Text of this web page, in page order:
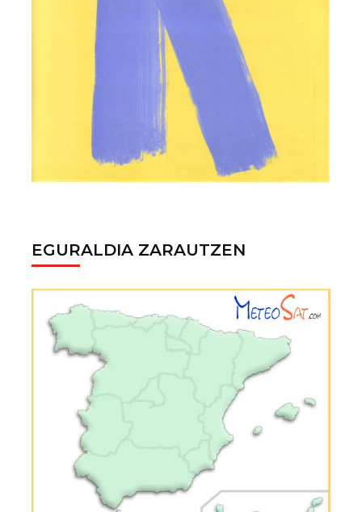
EGURALDIA ZARAUTZEN